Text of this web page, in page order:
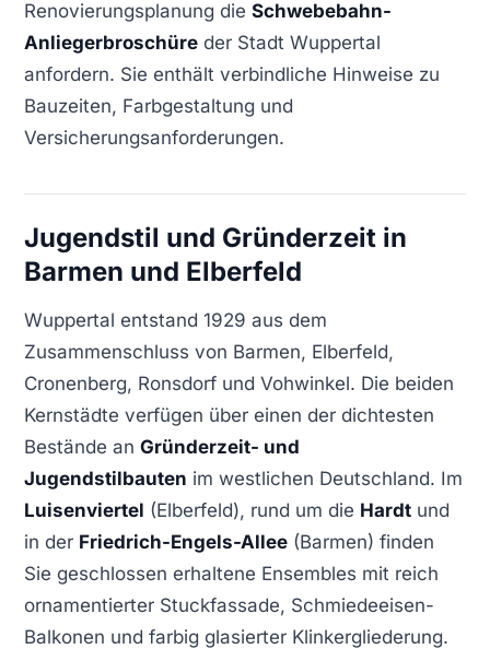
Renovierungsplanung die Schwebebahn-
Anliegerbroschüre der Stadt Wuppertal
anfordern. Sie enthält verbindliche Hinweise zu
Bauzeiten, Farbgestaltung und
Versicherungsanforderungen.
Jugendstil und Gründerzeit in
Barmen und Elberfeld
Wuppertal entstand 1929 aus dem
Zusammenschluss von Barmen, Elberfeld,
Cronenberg, Ronsdorf und Vohwinkel. Die beiden
Kernstädte verfügen über einen der dichtesten
Bestände an Gründerzeit- und
Jugendstilbauten im westlichen Deutschland. Im
Luisenviertel (Elberfeld), rund um die Hardt und
in der Friedrich-Engels-Allee (Barmen) finden
Sie geschlossen erhaltene Ensembles mit reich
ornamentierter Stuckfassade, Schmiedeeisen-
Balkonen und farbig glasierter Klinkergliederung.